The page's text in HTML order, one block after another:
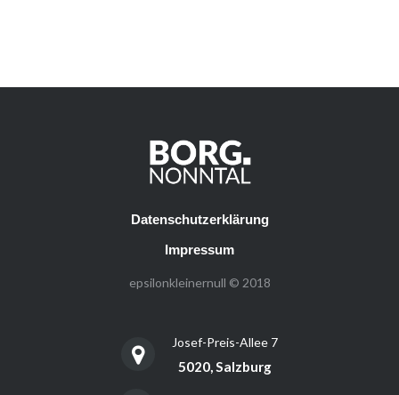
Datenschutzerklärung
Impressum
epsilonkleinernull © 2018
Josef-Preis-Allee 7
5020, Salzburg